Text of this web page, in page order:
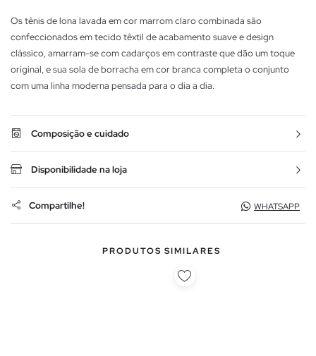
Os tênis de lona lavada em cor marrom claro combinada são
confeccionados em tecido têxtil de acabamento suave e design
clássico, amarram-se com cadarços em contraste que dão um toque
original, e sua sola de borracha em cor branca completa o conjunto
com uma linha moderna pensada para o dia a dia.
Composição e cuidado
Disponibilidade na loja
Compartilhe! WHATSAPP
PRODUTOS SIMILARES